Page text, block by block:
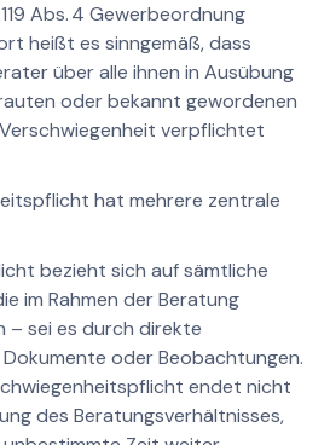
Abs. 4 Gewerbeordnung
heißt es sinngemäß, dass
über alle ihnen in Ausübung
oder bekannt gewordenen
verpflichtet
hat mehrere zentrale
bezieht sich auf sämtliche
im Rahmen der Beratung
– sei es durch direkte
Dokumente oder Beobachtungen.
endet nicht
des Beratungsverhältnisses,